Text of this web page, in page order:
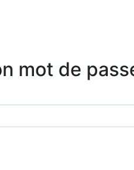
mot de